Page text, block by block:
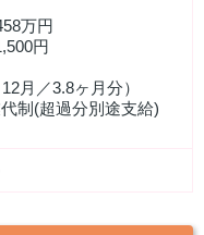
万円
円
月／3.8ヶ月分）
制(超過分別途支給)